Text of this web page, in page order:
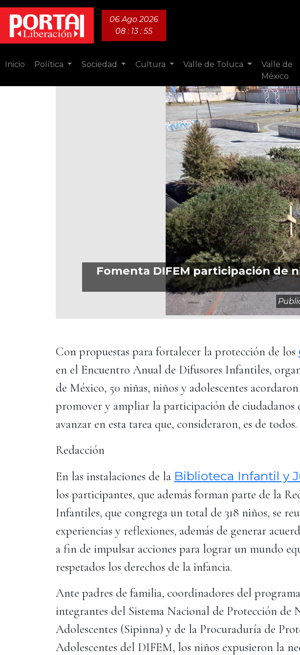
06 Ago 2026
08 : 13 : 56
Inicio Política Sociedad Cultura Valle de Toluca
Valle de
México
Fomenta DIFEM participación de
Con propuestas para fortalecer la protección de los
en el Encuentro Anual de Difusores Infantiles,
de México, 50 niñas, niños y adolescentes acordaron
promover y ampliar la participación de ciudadanos
avanzar en esta tarea que, consideraron, es de todos.
Redacción
En las instalaciones de la Biblioteca Infantil y
los participantes, que además forman parte de la
Infantiles, que congrega un total de 318 niños, se
experiencias y reflexiones, además de generar
a fin de impulsar acciones para lograr un mundo
respetados los derechos de la infancia.
Ante padres de familia, coordinadores del
integrantes del Sistema Nacional de Protección de
Adolescentes (Sipinna) y de la Procuraduría de
Adolescentes del DIFEM, los niños expusieron la